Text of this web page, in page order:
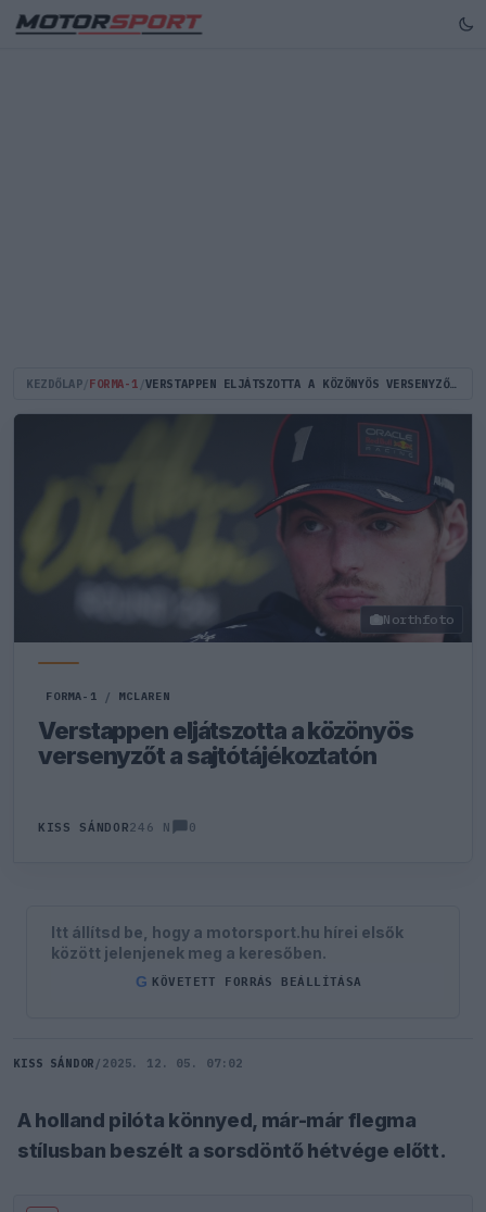
KEZDŐLAP FORMA-1 VERSTAPPEN ELJÁTSZOTTA A KÖZÖNYÖS VERSENYZŐT A SAJTÓTÁJÉKOZTATÓN
Northfoto
FORMA-1 / MCLAREN
Verstappen eljátszotta a közönyös
versenyzőt a sajtótájékoztatón
KISS SÁNDOR246 N 0
Itt állítsd be, hogy a motorsport.hu hírei elsők
között jelenjenek meg a keresőben.
G KÖVETETT FORRÁS BEÁLLÍTÁSA
KISS SÁNDOR / 2025. 12. 05. 07:02
A holland pilóta könnyed, már-már flegma
stílusban beszélt a sorsdöntő hétvége előtt.